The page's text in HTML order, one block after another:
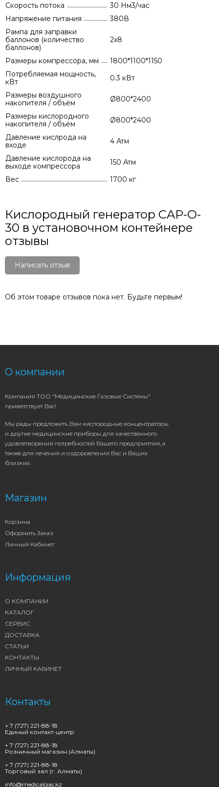
Скорость потока
30 Нм3/час
Напряжение питания
380В
Рампа для заправки
баллонов (количество
баллонов)
2х8
Размеры компрессора, мм
1800*1100*1150
Потребляемая мощность,
кВт
0.3 кВт
Размеры воздушного
накопителя / объём
Ø800*2400
Размеры кислородного
накопителя / объём
Ø800*2400
Давление кислрода на
входе
4 Атм
Давление кислорода на
выходе компрессора
150 Атм
Вес
1700 кг
Кислородный генератор CAP-O-
30 в установочном контейнере
отзывы
Написать отзыв
Об этом товаре отзывов пока нет. Будьте первым!
О компании
Компания ТОО "Медицинские Газовые Системы"
приветствует Вас!
Мы рады предложить Вам кислородные концентраторы
и другие медицинские приборы для качественного
удовлетворения потребностей Вашего предприятия, а
также для лечения и оздоровления Вас и Ваших
близких.
Магазин
Корзина
Оформить Заказ
Личный Кабинет
Информация
О КОМПАНИИ
КАТАЛОГ
СЕРВИС
ДОСТАВКА
СТАТЬИ
КОНТАКТЫ
ЛИЧНЫЙ КАБИНЕТ
Контакты
+ 7 (727) 221-88-18
Единый контакт-центр
+ 7 (727) 221-88-18
Розничный магазин (Алматы)
+ 7 (727) 221-88-18
Торговый зал (г. Алматы)
info@medicalgas.kz